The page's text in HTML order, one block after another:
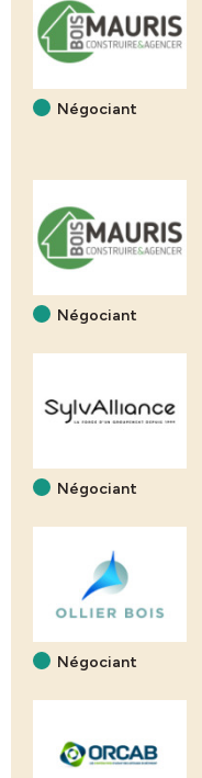
Négociant
Négociant
Négociant
Négociant